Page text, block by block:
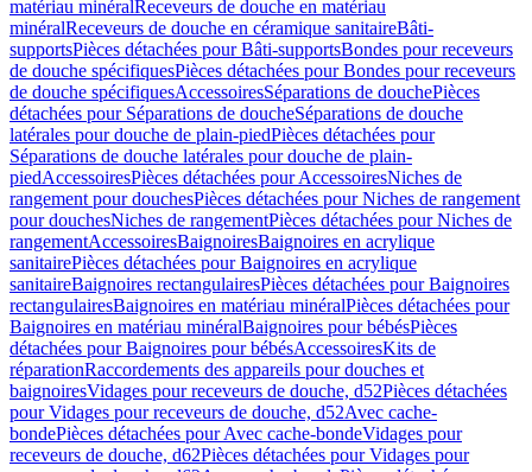
matériau minéralReceveurs de douche en matériau
minéralReceveurs de douche en céramique sanitaireBâti-
supportsPièces détachées pour Bâti-supportsBondes pour receveurs
de douche spécifiquesPièces détachées pour Bondes pour receveurs
de douche spécifiquesAccessoiresSéparations de douchePièces
détachées pour Séparations de doucheSéparations de douche
latérales pour douche de plain-piedPièces détachées pour
Séparations de douche latérales pour douche de plain-
piedAccessoiresPièces détachées pour AccessoiresNiches de
rangement pour douchesPièces détachées pour Niches de rangement
pour douchesNiches de rangementPièces détachées pour Niches de
rangementAccessoiresBaignoiresBaignoires en acrylique
sanitairePièces détachées pour Baignoires en acrylique
sanitaireBaignoires rectangulairesPièces détachées pour Baignoires
rectangulairesBaignoires en matériau minéralPièces détachées pour
Baignoires en matériau minéralBaignoires pour bébésPièces
détachées pour Baignoires pour bébésAccessoiresKits de
réparationRaccordements des appareils pour douches et
baignoiresVidages pour receveurs de douche, d52Pièces détachées
pour Vidages pour receveurs de douche, d52Avec cache-
bondePièces détachées pour Avec cache-bondeVidages pour
receveurs de douche, d62Pièces détachées pour Vidages pour